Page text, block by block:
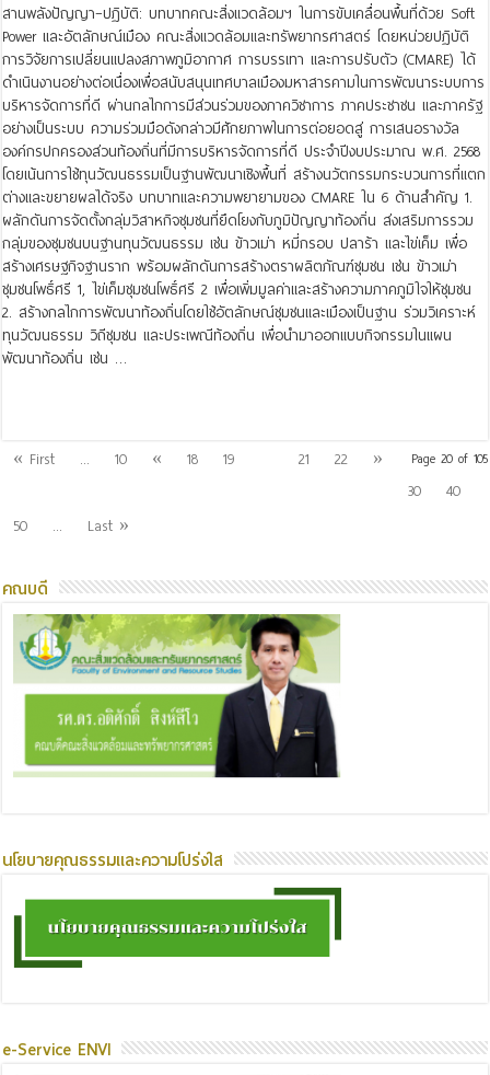
สานพลังปัญญา–ปฏิบัติ: บทบาทคณะสิ่งแวดล้อมฯ ในการขับเคลื่อนพื้นที่ด้วย Soft
Power และอัตลักษณ์เมือง คณะสิ่งแวดล้อมและทรัพยากรศาสตร์ โดยหน่วยปฏิบัติ
การวิจัยการเปลี่ยนแปลงสภาพภูมิอากาศ การบรรเทา และการปรับตัว (CMARE) ได้
ดำเนินงานอย่างต่อเนื่องเพื่อสนับสนุนเทศบาลเมืองมหาสารคามในการพัฒนาระบบการ
บริหารจัดการที่ดี ผ่านกลไกการมีส่วนร่วมของภาควิชาการ ภาคประชาชน และภาครัฐ
อย่างเป็นระบบ ความร่วมมือดังกล่าวมีศักยภาพในการต่อยอดสู่ การเสนอรางวัล
องค์กรปกครองส่วนท้องถิ่นที่มีการบริหารจัดการที่ดี ประจำปีงบประมาณ พ.ศ. 2568
โดยเน้นการใช้ทุนวัฒนธรรมเป็นฐานพัฒนาเชิงพื้นที่ สร้างนวัตกรรมกระบวนการที่แตก
ต่างและขยายผลได้จริง บทบาทและความพยายามของ CMARE ใน 6 ด้านสำคัญ 1.
ผลักดันการจัดตั้งกลุ่มวิสาหกิจชุมชนที่ยึดโยงกับภูมิปัญญาท้องถิ่น ส่งเสริมการรวม
กลุ่มของชุมชนบนฐานทุนวัฒนธรรม เช่น ข้าวเม่า หมี่กรอบ ปลาร้า และไข่เค็ม เพื่อ
สร้างเศรษฐกิจฐานราก พร้อมผลักดันการสร้างตราผลิตภัณฑ์ชุมชน เช่น ข้าวเม่า
ชุมชนโพธิ์ศรี 1, ไข่เค็มชุมชนโพธิ์ศรี 2 เพื่อเพิ่มมูลค่าและสร้างความภาคภูมิใจให้ชุมชน
2. สร้างกลไกการพัฒนาท้องถิ่นโดยใช้อัตลักษณ์ชุมชนและเมืองเป็นฐาน ร่วมวิเคราะห์
ทุนวัฒนธรรม วิถีชุมชน และประเพณีท้องถิ่น เพื่อนำมาออกแบบกิจกรรมในแผน
พัฒนาท้องถิ่น เช่น …
Page 20 of 105
« First ... 10 « 18 19 21 22
»
30
40
50
... Last »
คณบดี
นโยบายคุณธรรมและความโปร่งใส
e-Service ENVI